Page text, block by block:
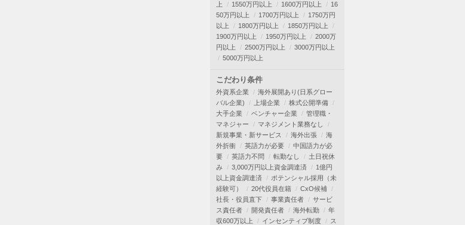
上
1550万円以上 1600万円以上
16
50万円以上
1700万円以上
1750万円
以上
1800万円以上
1850万円以上
1900万円以上
1950万円以上
2000万
円以上
2500万円以上
3000万円以上
5000万円以上
こだわり条件
外資系企業
海外展開あり(日系グロー
バル企業)
上場企業
株式公開準備
大手企業
ベンチャー企業
管理職・
マネジャー
マネジメント業務なし
新規事業・新サービス
海外出張
海
外折衝
英語力が必要
中国語力が必
要
英語力不問 転勤なし
土日祝休
み
3,000万円以上資金調達済
1億円
以上資金調達済
ポテンシャル採用（未
経験可）
20代役員在籍
CxO候補
社長・役員直下
事業責任者
サービ
ス責任者
開発責任者 海外転勤
年
収600万以上
インセンティブ制度
ス